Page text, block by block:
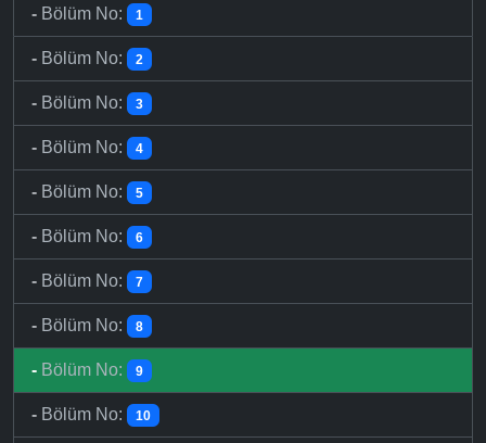
- Bölüm No: 1
- Bölüm No: 2
- Bölüm No: 3
- Bölüm No: 4
- Bölüm No: 5
- Bölüm No: 6
- Bölüm No: 7
- Bölüm No: 8
- Bölüm No: 9
- Bölüm No: 10